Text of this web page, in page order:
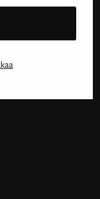
luotettavaa
vapinan
julkaisee